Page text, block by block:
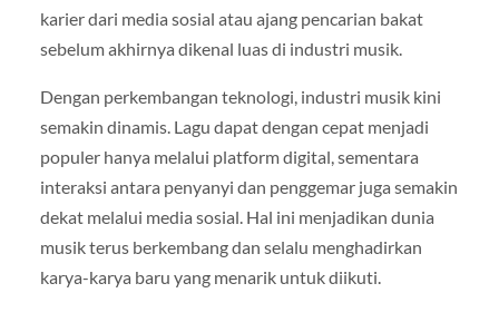
karier dari media sosial atau ajang pencarian bakat
sebelum akhirnya dikenal luas di industri musik.
Dengan perkembangan teknologi, industri musik kini
semakin dinamis. Lagu dapat dengan cepat menjadi
populer hanya melalui platform digital, sementara
interaksi antara penyanyi dan penggemar juga semakin
dekat melalui media sosial. Hal ini menjadikan dunia
musik terus berkembang dan selalu menghadirkan
karya-karya baru yang menarik untuk diikuti.